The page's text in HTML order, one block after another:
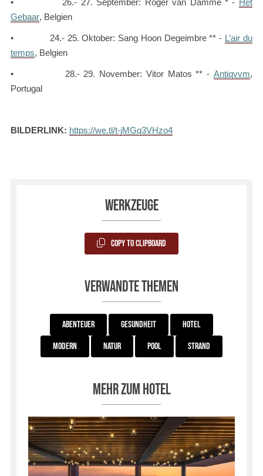
• 26.- 27. September: Roger van Damme * - Het
Gebaar, Belgien
• 24.- 25. Oktober: Sang Hoon Degeimbre ** - L’air du
temps, Belgien
• 28.- 29. November: Vitor Matos ** - Antiqvvm,
Portugal
BILDERLINK: https://we.tl/t-jMGq3VHzo4
Werkzeuge
Copy to Clipboard
Verwandte Themen
Abenteuer Gesundheit
Hotel
Modern
Natur Pool Strand
Mehr zum Hotel